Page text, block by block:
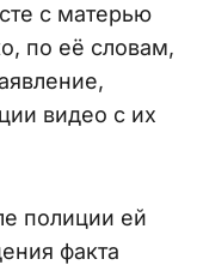
с матерью
по её словам,
видео с их
полиции ей
факта